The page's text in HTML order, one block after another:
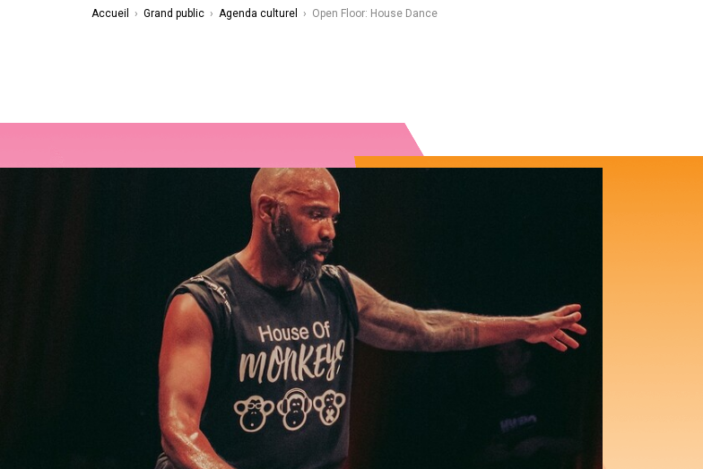
Accueil › Grand public › Agenda culturel › Open Floor: House Dance